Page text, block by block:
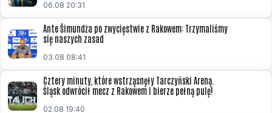
06.08 20:31
Ante Šimundża po zwycięstwie z Rakowem: Trzymaliśmy
się naszych zasad
03.08 08:41
Cztery minuty, które wstrząsnęły Tarczyński Areną.
Śląsk odwrócił mecz z Rakowem i bierze pełną pulę!
02.08 19:40